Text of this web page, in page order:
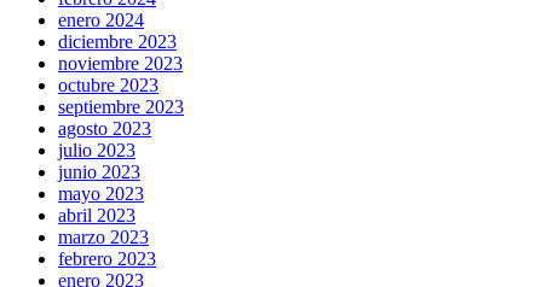
enero 2024
diciembre 2023
noviembre 2023
octubre 2023
septiembre 2023
agosto 2023
julio 2023
junio 2023
mayo 2023
abril 2023
marzo 2023
febrero 2023
enero 2023